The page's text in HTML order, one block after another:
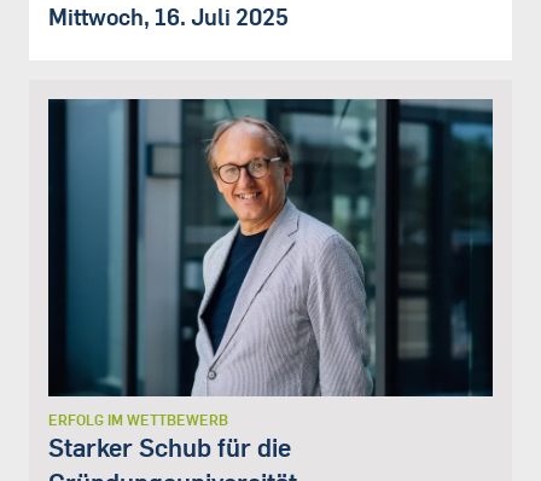
Mittwoch, 16. Juli 2025
ERFOLG IM WETTBEWERB
Starker Schub für die